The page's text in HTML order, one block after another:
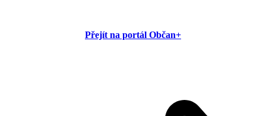
Přejít na portál Občan+